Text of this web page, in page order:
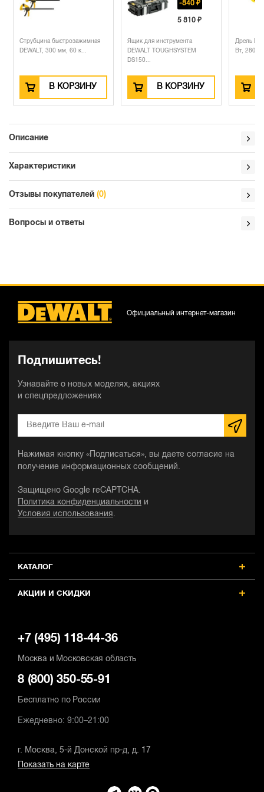
Струбцина быстрозажимная
DEWALT, 300 мм, 60 к...
В КОРЗИНУ
-840 ₽
5 810 ₽
Ящик для инструмента
DEWALT TOUGHSYSTEM
DS150...
В КОРЗИНУ
Дрель
Вт, 2800
Описание
Характеристики
Отзывы покупателей (0)
Вопросы и ответы
КАТАЛОГ
АКЦИИ И СКИДКИ
Подпишитесь!
Узнавайте о новых моделях, акциях
и спецпредложениях
Нажимая кнопку «Подписаться», вы даете согласие на
получение информационных сообщений.
Защищено Google reCAPTCHA.
Политика конфиденциальности и
Условия использования.
Официальный интернет-магазин
+7 (495) 118-44-36
Москва и Московская область
8 (800) 350-55-91
Бесплатно по России
Ежедневно: 9:00–21:00
г. Москва, 5-й Донской пр-д, д. 17
Показать на карте